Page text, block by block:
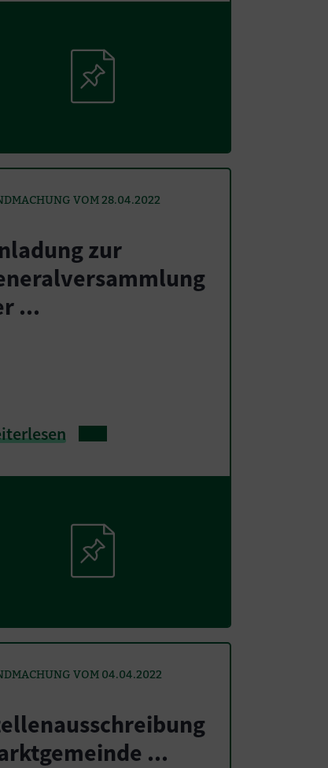
VOM 28.04.2022
zur
...
VOM 04.04.2022
...